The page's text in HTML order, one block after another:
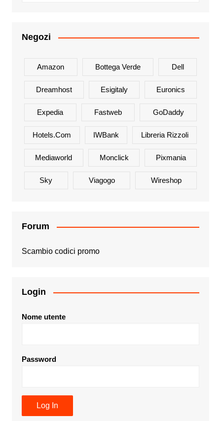
Negozi
Amazon Bottega Verde Dell
Dreamhost Esigitaly Euronics
Expedia Fastweb GoDaddy
Hotels.com IWBank Libreria Rizzoli
Mediaworld Monclick Pixmania
Sky Viagogo Wireshop
Forum
Scambio codici promo
Login
Nome utente
Password